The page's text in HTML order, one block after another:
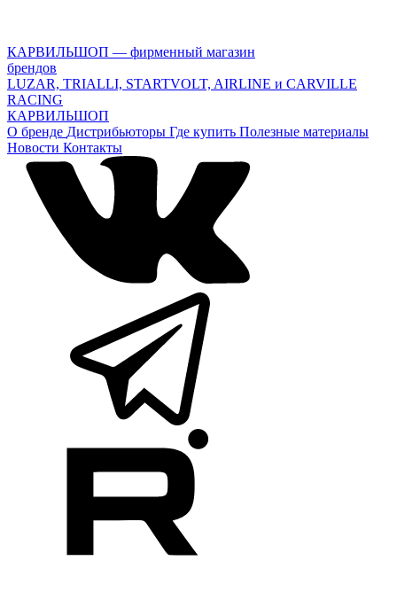
КАРВИЛЬШОП — фирменный магазин
брендов
LUZAR, TRIALLI, STARTVOLT, AIRLINE и CARVILLE
RACING
КАРВИЛЬШОП
О бренде Дистрибьюторы Где купить Полезные материалы
Новости Контакты